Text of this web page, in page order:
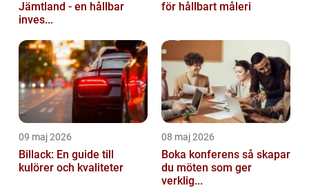
Jämtland - en hållbar
inves...
för hållbart måleri
09 maj 2026
Billack: En guide till
kulörer och kvaliteter
08 maj 2026
Boka konferens så skapar
du möten som ger
verklig...